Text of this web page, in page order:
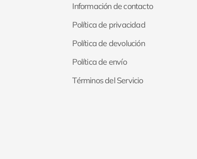
Información de contacto
Política de privacidad
Política de devolución
Política de envío
Términos del Servicio